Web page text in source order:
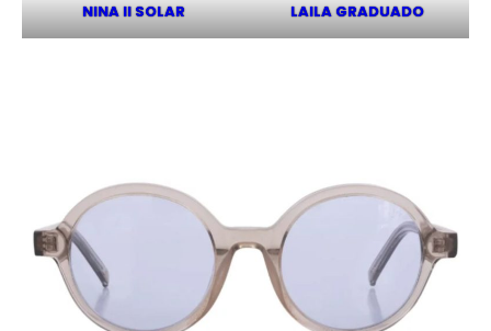
NINA II SOLAR LAILA GRADUADO